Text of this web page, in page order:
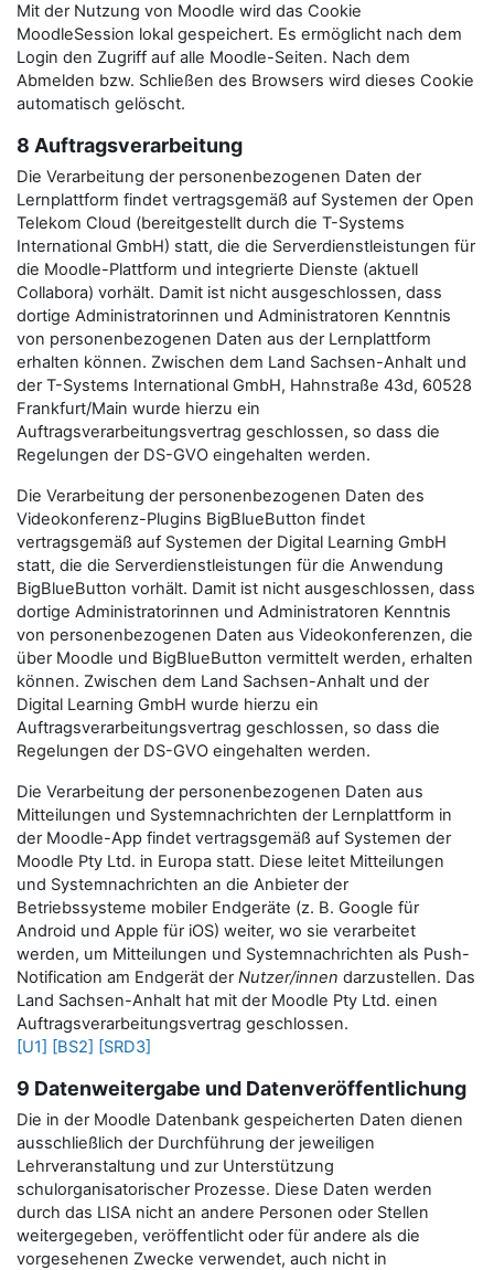
Mit der Nutzung von Moodle wird das Cookie
MoodleSession lokal gespeichert. Es ermöglicht nach dem
Login den Zugriff auf alle Moodle-Seiten. Nach dem
Abmelden bzw. Schließen des Browsers wird dieses Cookie
automatisch gelöscht.
8 Auftragsverarbeitung
Die Verarbeitung der personenbezogenen Daten der
Lernplattform findet vertragsgemäß auf Systemen der Open
Telekom Cloud (bereitgestellt durch die T-Systems
International GmbH) statt, die die Serverdienstleistungen für
die Moodle-Plattform und integrierte Dienste (aktuell
Collabora) vorhält. Damit ist nicht ausgeschlossen, dass
dortige Administratorinnen und Administratoren Kenntnis
von personenbezogenen Daten aus der Lernplattform
erhalten können. Zwischen dem Land Sachsen-Anhalt und
der T-Systems International GmbH, Hahnstraße 43d, 60528
Frankfurt/Main wurde hierzu ein
Auftragsverarbeitungsvertrag geschlossen, so dass die
Regelungen der DS-GVO eingehalten werden.
Die Verarbeitung der personenbezogenen Daten des
Videokonferenz-Plugins BigBlueButton findet
vertragsgemäß auf Systemen der Digital Learning GmbH
statt, die die Serverdienstleistungen für die Anwendung
BigBlueButton vorhält. Damit ist nicht ausgeschlossen, dass
dortige Administratorinnen und Administratoren Kenntnis
von personenbezogenen Daten aus Videokonferenzen, die
über Moodle und BigBlueButton vermittelt werden, erhalten
können. Zwischen dem Land Sachsen-Anhalt und der
Digital Learning GmbH wurde hierzu ein
Auftragsverarbeitungsvertrag geschlossen, so dass die
Regelungen der DS-GVO eingehalten werden.
Die Verarbeitung der personenbezogenen Daten aus
Mitteilungen und Systemnachrichten der Lernplattform in
der Moodle-App findet vertragsgemäß auf Systemen der
Moodle Pty Ltd. in Europa statt. Diese leitet Mitteilungen
und Systemnachrichten an die Anbieter der
Betriebssysteme mobiler Endgeräte (z. B. Google für
Android und Apple für iOS) weiter, wo sie verarbeitet
werden, um Mitteilungen und Systemnachrichten als Push-
Notification am Endgerät derNutzer/innen darzustellen. Das
Land Sachsen-Anhalt hat mit der Moodle Pty Ltd. einen
Auftragsverarbeitungsvertrag geschlossen.
[U1] [BS2] [SRD3]
9 Datenweitergabe und Datenveröffentlichung
Die in der Moodle Datenbank gespeicherten Daten dienen
ausschließlich der Durchführung der jeweiligen
Lehrveranstaltung und zur Unterstützung
schulorganisatorischer Prozesse. Diese Daten werden
durch das LISA nicht an andere Personen oder Stellen
weitergegeben, veröffentlicht oder für andere als die
vorgesehenen Zwecke verwendet, auch nicht in